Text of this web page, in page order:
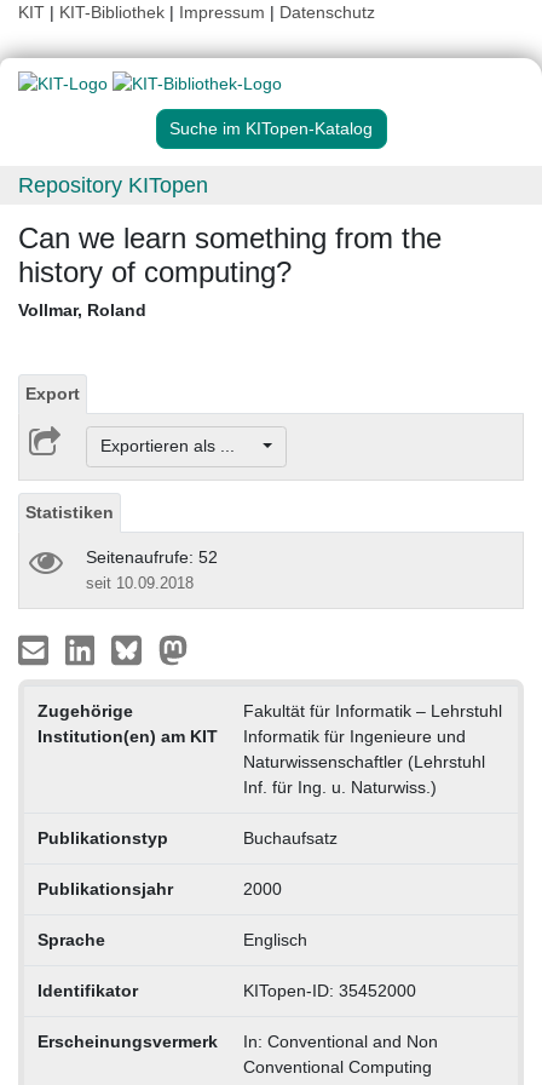
KIT | KIT-Bibliothek | Impressum | Datenschutz
Suche im KITopen-Katalog
Repository KITopen
Can we learn something from the
history of computing?
Vollmar, Roland
Export
Exportieren als ...
Statistiken
Seitenaufrufe: 52
seit 10.09.2018
Zugehörige
Institution(en) am KIT
Fakultät für Informatik – Lehrstuhl
Informatik für Ingenieure und
Naturwissenschaftler (Lehrstuhl
Inf. für Ing. u. Naturwiss.)
Publikationstyp Buchaufsatz
Publikationsjahr 2000
Sprache Englisch
Identifikator KITopen-ID: 35452000
Erscheinungsvermerk
In: Conventional and Non
Conventional Computing